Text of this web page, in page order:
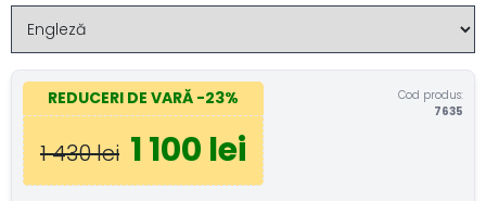
REDUCERI DE VARĂ -23%
1 430 lei 1 100 lei
Cod produs:
7635